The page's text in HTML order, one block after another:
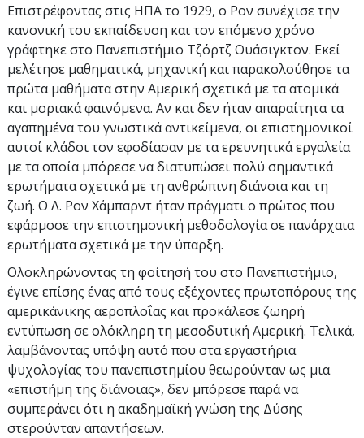
Επιστρέφοντας στις ΗΠΑ το 1929, ο Ρον συνέχισε την
κανονική του εκπαίδευση και τον επόμενο χρόνο
γράφτηκε στο Πανεπιστήμιο Τζόρτζ Ουάσιγκτον. Εκεί
μελέτησε μαθηματικά, μηχανική και παρακολούθησε τα
πρώτα μαθήματα στην Αμερική σχετικά με τα ατομικά
και μοριακά φαινόμενα. Αν και δεν ήταν απαραίτητα τα
αγαπημένα του γνωστικά αντικείμενα, οι επιστημονικοί
αυτοί κλάδοι τον εφοδίασαν με τα ερευνητικά εργαλεία
με τα οποία μπόρεσε να διατυπώσει πολύ σημαντικά
ερωτήματα σχετικά με τη ανθρώπινη διάνοια και τη
ζωή. Ο Λ. Ρον Χάμπαρντ ήταν πράγματι ο πρώτος που
εφάρμοσε την επιστημονική μεθοδολογία σε πανάρχαια
ερωτήματα σχετικά με την ύπαρξη.
Ολοκληρώνοντας τη φοίτησή του στο Πανεπιστήμιο,
έγινε επίσης ένας από τους εξέχοντες πρωτοπόρους της
αμερικάνικης αεροπλοΐας και προκάλεσε ζωηρή
εντύπωση σε ολόκληρη τη μεσοδυτική Αμερική. Τελικά,
λαμβάνοντας υπόψη αυτό που στα εργαστήρια
ψυχολογίας του πανεπιστημίου θεωρούνταν ως μια
«επιστήμη της διάνοιας», δεν μπόρεσε παρά να
συμπεράνει ότι η ακαδημαϊκή γνώση της Δύσης
στερούνταν απαντήσεων.